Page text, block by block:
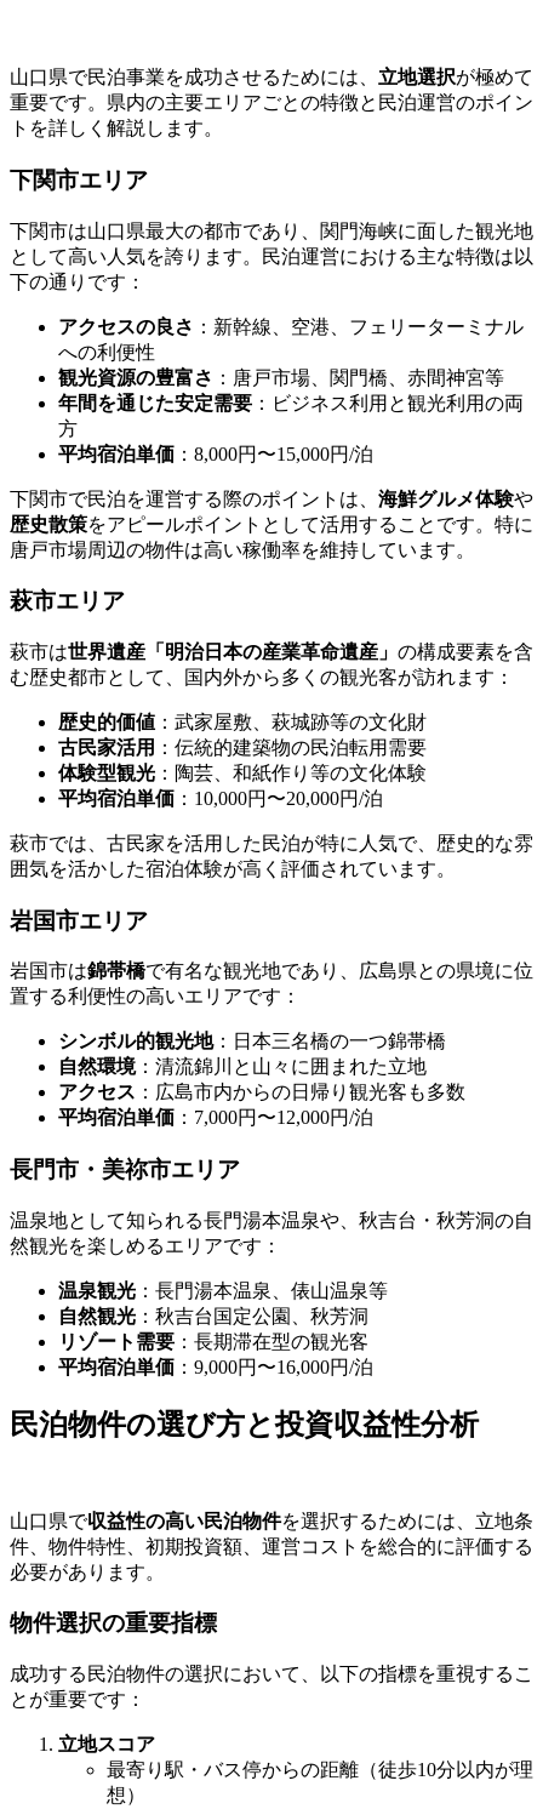
山口県で民泊事業を成功させるためには、 立地選択が極めて
重要です。県内の主要エリアごとの特徴と民泊運営のポイン
トを詳しく解説します。
下関市エリア
下関市は山口県最大の都市であり、関門海峡に面した観光地
として高い人気を誇ります。民泊運営における主な特徴は以
下の通りです：
アクセスの良さ ：新幹線、空港、フェリーターミナル
への利便性
観光資源の豊富さ ：唐戸市場、関門橋、赤間神宮等
年間を通じた安定需要 ：ビジネス利用と観光利用の両
方
平均宿泊単価 ：8,000円〜15,000円/泊
下関市で民泊を運営する際のポイントは、 海鮮グルメ体験や
歴史散策をアピールポイントとして活用することです。特に
唐戸市場周辺の物件は高い稼働率を維持しています。
萩市エリア
萩市は世界遺産「明治日本の産業革命遺産」 の構成要素を含
む歴史都市として、国内外から多くの観光客が訪れます：
歴史的価値 ：武家屋敷、萩城跡等の文化財
古民家活用 ：伝統的建築物の民泊転用需要
体験型観光 ：陶芸、和紙作り等の文化体験
平均宿泊単価 ：10,000円〜20,000円/泊
萩市では、古民家を活用した民泊が特に人気で、歴史的な雰
囲気を活かした宿泊体験が高く評価されています。
岩国市エリア
岩国市は錦帯橋で有名な観光地であり、広島県との県境に位
置する利便性の高いエリアです：
シンボル的観光地：日本三名橋の一つ錦帯橋
自然環境：清流錦川と山々に囲まれた立地
アクセス ：広島市内からの日帰り観光客も多数
平均宿泊単価 ：7,000円〜12,000円/泊
長門市・美祢市エリア
温泉地として知られる長門湯本温泉や、秋吉台・秋芳洞の自
然観光を楽しめるエリアです：
温泉観光 ：長門湯本温泉、俵山温泉等
自然観光 ：秋吉台国定公園、秋芳洞
リゾート需要 ：長期滞在型の観光客
平均宿泊単価 ：9,000円〜16,000円/泊
民泊物件の選び方と投資収益性分析
山口県で収益性の高い民泊物件を選択するためには、立地条
件、物件特性、初期投資額、運営コストを総合的に評価する
必要があります。
物件選択の重要指標
成功する民泊物件の選択において、以下の指標を重視するこ
とが重要です：
立地スコア
最寄り駅・バス停からの距離（徒歩10分以内が理
想）